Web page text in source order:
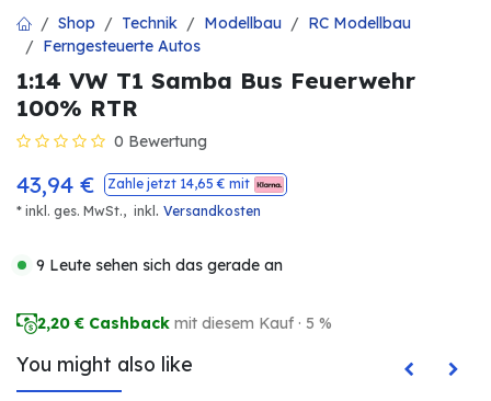
Shop Technik Modellbau
RC Modellbau
Ferngesteuerte Autos
1:14 VW T1 Samba Bus Feuerwehr
100% RTR
0 Bewertung
43,94 € Zahle jetzt 14,65 € mit
* inkl. ges. MwSt., inkl . Versandkosten
9 Leute sehen sich das gerade an
2,20 € Cashback mit diesem Kauf · 5 %
You might also like